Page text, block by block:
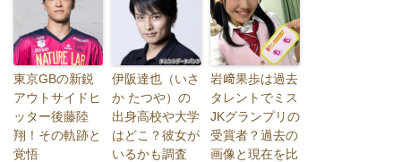
東京GBの新鋭
アウトサイドヒ
ッター後藤陸
翔！その軌跡と
覚悟
伊阪達也（いさ
か たつや）の
出身高校や大学
はどこ？彼女が
いるかも調査
岩﨑果歩は過去
タレントでミス
JKグランプリの
受賞者？過去の
画像と現在を比